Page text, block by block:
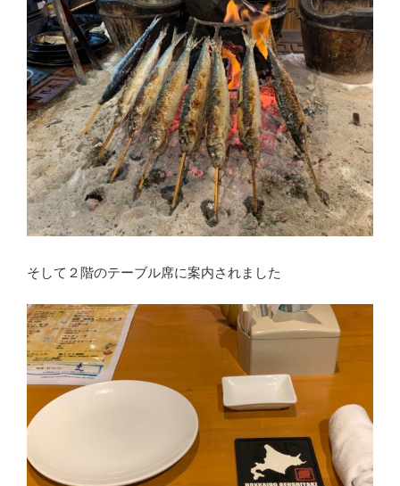
そして２階のテーブル席に案内されました